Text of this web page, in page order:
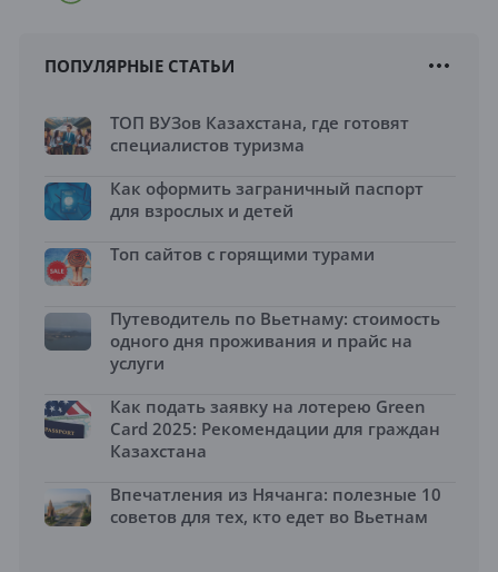
ПОПУЛЯРНЫЕ СТАТЬИ
ТОП ВУЗов Казахстана, где готовят
специалистов туризма
Как оформить заграничный паспорт
для взрослых и детей
Топ сайтов с горящими турами
Путеводитель по Вьетнаму: стоимость
одного дня проживания и прайс на
услуги
Как подать заявку на лотерею Green
Card 2025: Рекомендации для граждан
Казахстана
Впечатления из Нячанга: полезные 10
советов для тех, кто едет во Вьетнам